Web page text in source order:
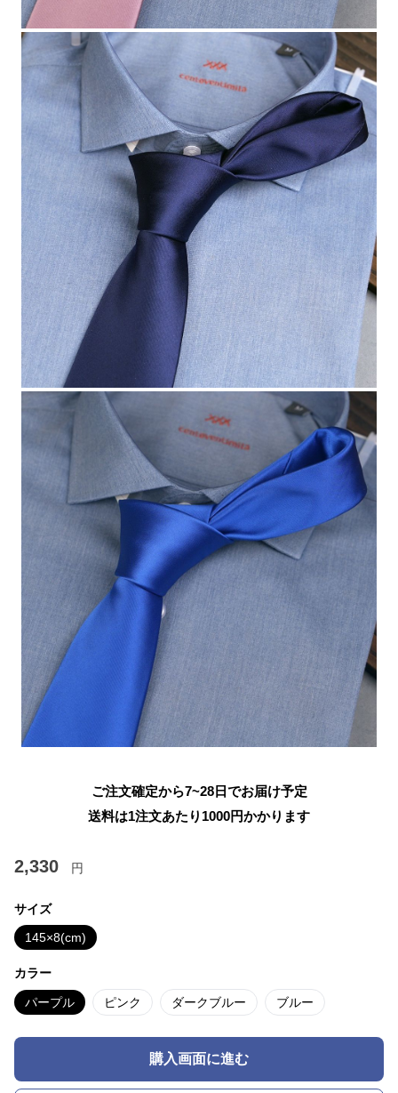
ご注文確定から7~28日でお届け予定
送料は1注文あたり 1000円かかります
2,330 円
サイズ
145×8(cm)
カラー
パープル ピンク ダークブルー ブルー
購入画面に進む